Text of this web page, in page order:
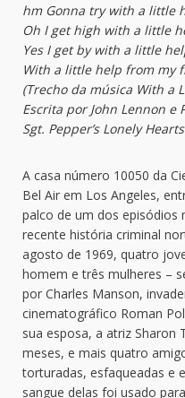
hm Gonna try with a little
Oh I get high with a little
Yes I get by with a little
With a little help from my
(Trecho da música With a
Escrita por John Lennon e
Sgt. Pepper’s Lonely
A casa número 10050 da
Bel Air em Los Angeles,
palco de um dos episódios
recente história criminal
agosto de 1969, quatro
homem e três mulheres –
por Charles Manson,
cinematográfico Roman
sua esposa, a atriz Sharon
meses, e mais quatro
torturadas, esfaqueadas e
sangue delas foi usado